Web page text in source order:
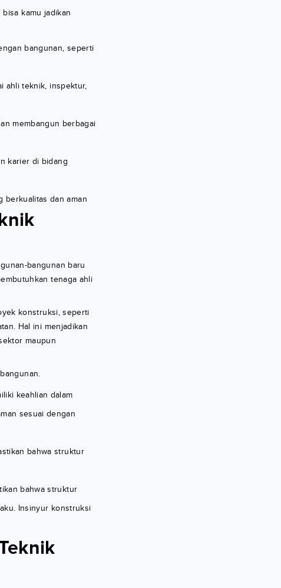
kamu jadikan
bangunan, seperti
ahli teknik, inspektur,
membangun berbagai
karier di bidang
berkualitas dan aman
bangunan baru
tenaga ahli
konstruksi, seperti
Hal ini menjadikan
maupun
keahlian dalam
sesuai dengan
bahwa struktur
bahwa struktur
Insinyur konstruksi